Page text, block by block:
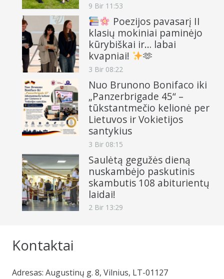
9 Bir 11:53
Poezijos pavasarį II
klasių mokiniai paminėjo
kūrybiškai ir… labai
kvapniai!
🫶
3 Bir 08:22
Nuo Brunono Bonifaco iki
„Panzerbrigade 45“ –
tūkstantmečio kelionė per
Lietuvos ir Vokietijos
santykius
3 Bir 08:15
Saulėtą gegužės dieną
nuskambėjo paskutinis
skambutis 108 abiturientų
laidai!
2 Bir 13:29
Kontaktai
Adresas: Augustinų g. 8, Vilnius, LT-01127